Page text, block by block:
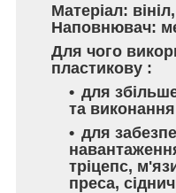
Матеріал: вініл,
Наповнювач:
Для чого
пластикову :
для
та
для
тріцепс,
преса,